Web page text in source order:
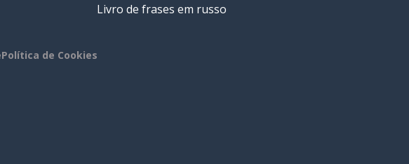
Livro de frases em russo
Política de Cookies